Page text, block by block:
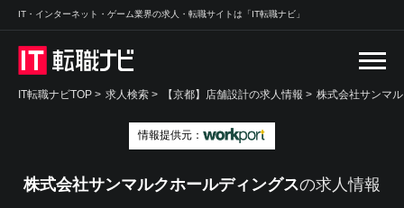
IT・インターネット・ゲーム業界の求人・転職サイトは「IT転職ナビ」
IT転職ナビTOP > 求人検索 > 【京都】店舗設計の求人情報 > 株式会社サンマ
情報提供元：
株式会社サンマルクホールディングスの求人情報